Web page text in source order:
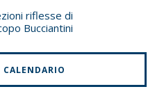
riflesse di
Bucciantini